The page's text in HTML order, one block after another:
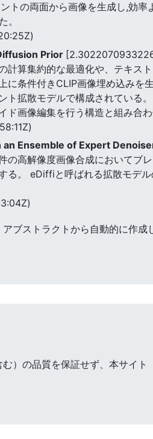
トの両面から画像を生成し,効
。
Prior
算集約的な最適化や、テキス
条件付きCLIP画像埋め込みを
ト拡散モデルで構成されている
画像編集を行う構造と組み合わ
Ensemble of Expert
の高解像度画像合成においてブ
る。 eDiffiと呼ばれる拡散モデ
ブストラクトから自動的に作成
）の品質を保証せず、本サイ